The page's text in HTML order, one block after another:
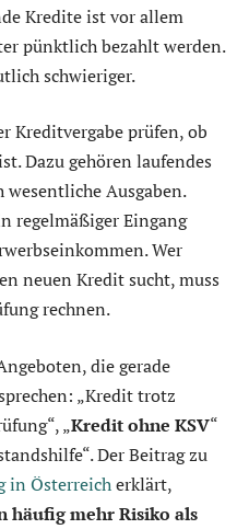
Kredite ist vor allem
pünktlich bezahlt werden.
schwieriger.
Kreditvergabe prüfen, ob
Dazu gehören laufendes
Ausgaben.
regelmäßiger Eingang
Wer
neuen Kredit sucht, muss
rechnen.
die gerade
„Kredit trotz
„Kredit ohne KSV“
Der Beitrag zu
in Österreicherklärt,
häufig mehr Risiko als